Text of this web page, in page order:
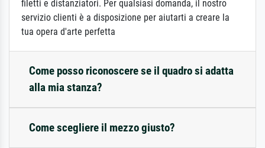
filetti e distanziatori. Per qualsiasi domanda, il nostro
servizio clienti è a disposizione per aiutarti a creare la
tua opera d'arte perfetta
Come posso riconoscere se il quadro si adatta
alla mia stanza?
Come scegliere il mezzo giusto?